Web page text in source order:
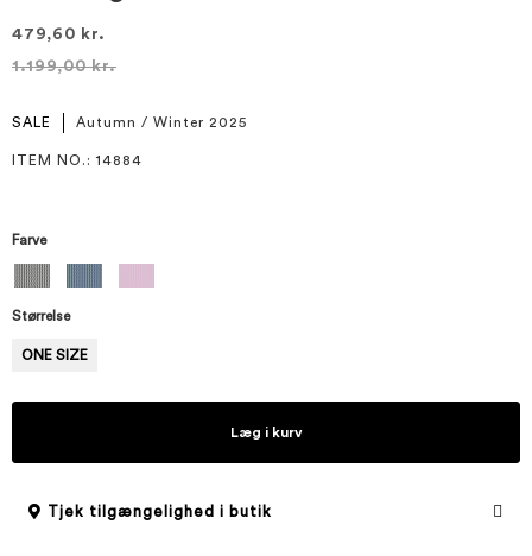
479,60 kr.
1.199,00 kr.
SALE Autumn / Winter 2025
ITEM NO. : 14884
Farve
Størrelse
ONE SIZE
Læg i kurv
Tjek tilgængelighed i butik